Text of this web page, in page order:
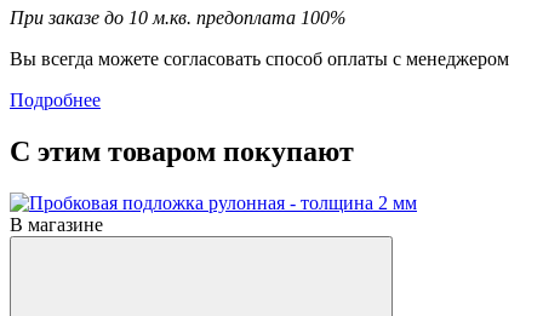
При заказе до 10 м.кв. предоплата 100%
Вы всегда можете согласовать способ оплаты с менеджером
Подробнее
С этим товаром покупают
В магазине